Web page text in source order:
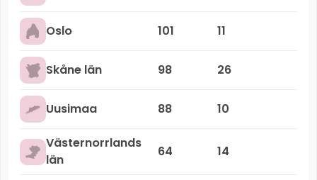
Oslo 101 11
Skåne län 98 26
Uusimaa 88 10
Västernorrlands
län
64 14